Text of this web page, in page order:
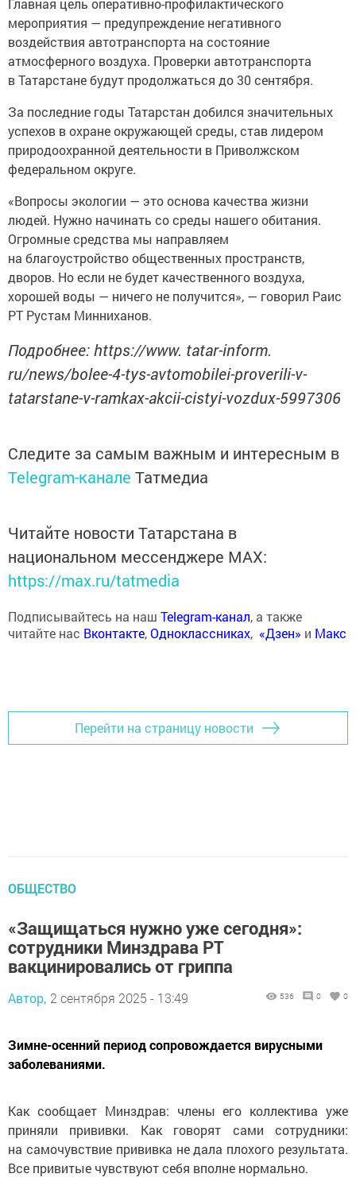
Главная цель оперативно-профилактического
мероприятия — предупреждение негативного
воздействия автотранспорта на состояние
атмосферного воздуха. Проверки автотранспорта
в Татарстане будут продолжаться до 30 сентября.
За последние годы Татарстан добился значительных
успехов в охране окружающей среды, став лидером
природоохранной деятельности в Приволжском
федеральном округе.
«Вопросы экологии — это основа качества жизни
людей. Нужно начинать со среды нашего обитания.
Огромные средства мы направляем
на благоустройство общественных пространств,
дворов. Но если не будет качественного воздуха,
хорошей воды — ничего не получится», — говорил Раис
РТ Рустам Минниханов.
Подробнее: https://www. tatar-inform.
ru/news/bolee-4-tys-avtomobilei-proverili-v-
tatarstane-v-ramkax-akcii-cistyi-vozdux-5997306
Следите за самым важным и интересным в
Telegram-канале Татмедиа
Читайте новости Татарстана в
национальном мессенджере MАХ:
https://max.ru/tatmedia
Подписывайтесь на наш Telegram-канал, а также
читайте нас Вконтакте,Одноклассниках, «Дзен» и Макс
Перейти на страницу новости
ОБЩЕСТВО
«Защищаться нужно уже сегодня»:
сотрудники Минздрава РТ
вакцинировались от гриппа
Автор, 2 сентября 2025 - 13:49 536 0 0
Зимне-осенний период сопровождается вирусными
заболеваниями.
Как сообщает Минздрав: члены его коллектива уже
приняли прививки. Как говорят сами сотрудники:
на самочувствие прививка не дала плохого результата.
Все привитые чувствуют себя вполне нормально.